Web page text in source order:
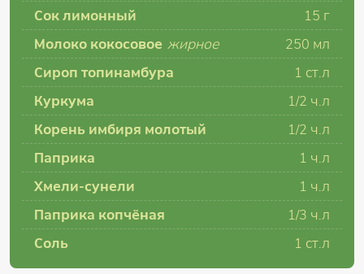
Сок лимонный
15 г
Молоко кокосовое жирное
250 мл
Сироп топинамбура
1 ст.л
Куркума
1/2 ч.л
Корень имбиря молотый
1/2 ч.л
Паприка
1 ч.л
Хмели-сунели
1 ч.л
Паприка копчёная
1/3 ч.л
Соль
1 ст.л